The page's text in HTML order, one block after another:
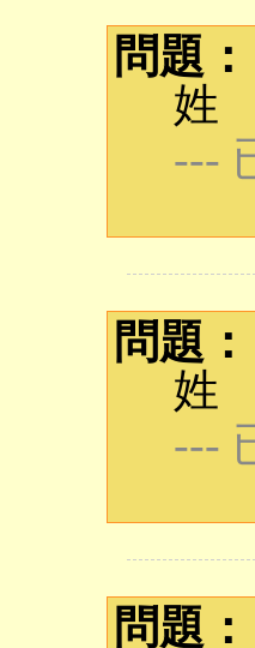
問題：
姓
---
問題：
姓
---
問題：